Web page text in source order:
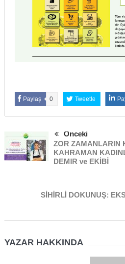
Paylaş 0 Tweetle
Önceki
ZOR ZAMANLARIN
KAHRAMAN
DEMIR ve EKİBİ
SİHİRLİ DOKUNUŞ:
YAZAR HAKKINDA